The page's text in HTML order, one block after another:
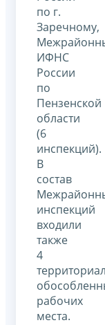
по г.
Заречному,
ИФНС
России
по
Пензенской
области
(6
инспекций).
В
состав
инспекций
входили
также
4
рабочих
места.